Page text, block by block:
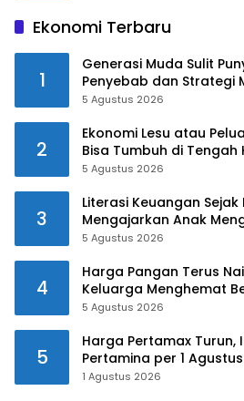
Ekonomi Terbaru
1
Generasi Muda Sulit
Penyebab dan Strategi
5 Agustus 2026
2
Ekonomi Lesu atau
Bisa Tumbuh di
5 Agustus 2026
3
Literasi Keuangan
Mengajarkan Anak
5 Agustus 2026
4
Harga Pangan Terus
Keluarga Menghemat
5 Agustus 2026
5
Harga Pertamax Turun,
Pertamina per 1
1 Agustus 2026